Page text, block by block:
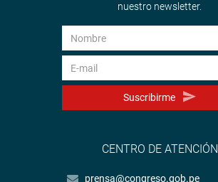
nuestro newsletter.
Suscribirme
CENTRO DE ATENCIÓN
prensa@congreso.gob.pe